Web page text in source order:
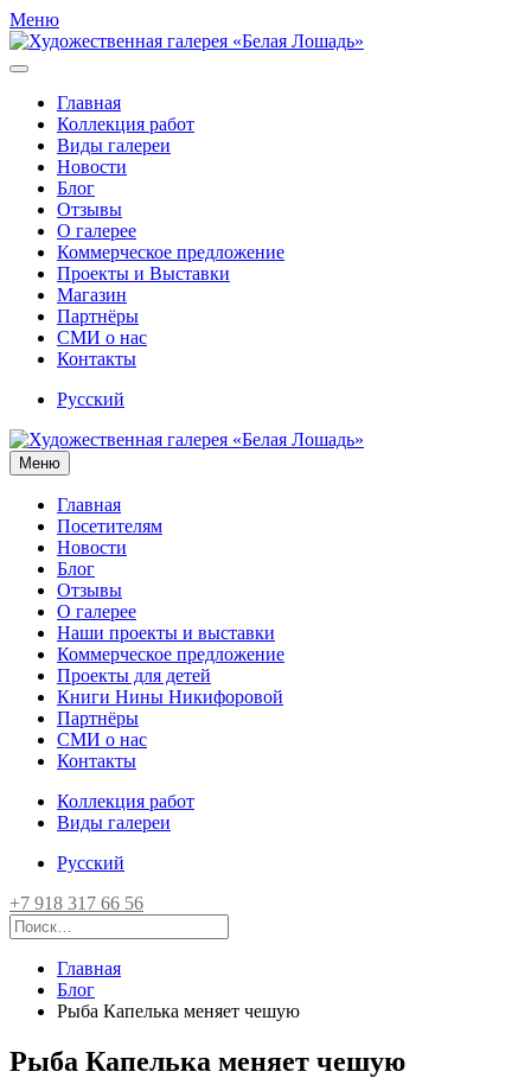
Меню
Главная
Коллекция работ
Виды галереи
Новости
Блог
Отзывы
О галерее
Коммерческое предложение
Проекты и Выставки
Магазин
Партнёры
СМИ о нас
Контакты
Русский
Меню
Главная
Посетителям
Новости
Блог
Отзывы
О галерее
Наши проекты и выставки
Коммерческое предложение
Проекты для детей
Книги Нины Никифоровой
Партнёры
СМИ о нас
Контакты
Коллекция работ
Виды галереи
Русский
+7 918 317 66 56
Главная
Блог
Рыба Капелька меняет чешую
Рыба Капелька меняет чешую